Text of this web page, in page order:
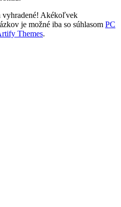
Akékoľvek
je možné iba so súhlasom PC
Themes.